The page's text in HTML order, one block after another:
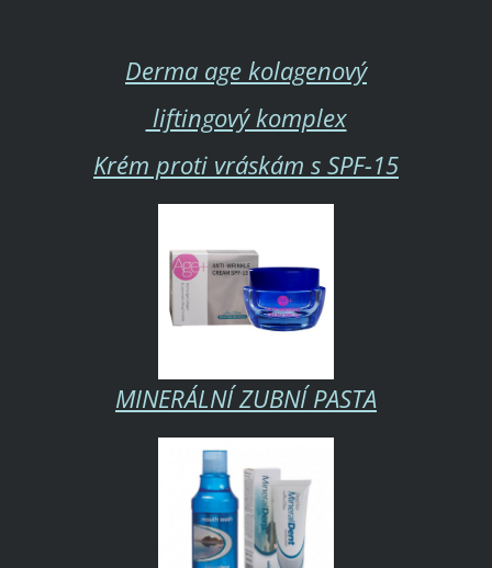
Derma age kolagenový
liftingový komplex
Krém proti vráskám s SPF-15
MINERÁLNÍ ZUBNÍ PASTA